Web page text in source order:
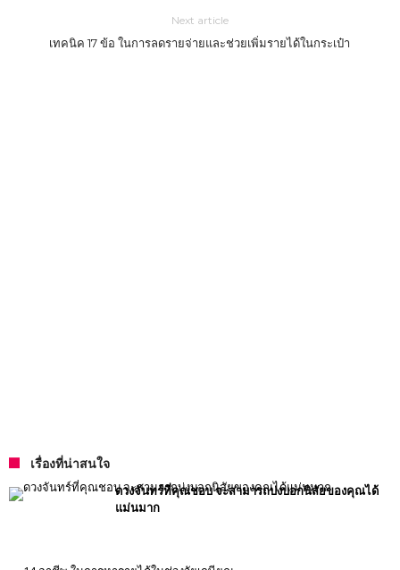
Next article
เทคนิค 17 ข้อ ในการลดรายจ่ายและช่วยเพิ่มรายได้ในกระเป๋า
เรื่องที่น่าสนใจ
ดวงจันทร์ที่คุณชอบ จะสามารถบ่งบอกนิสัยของคุณได้
แม่นมาก